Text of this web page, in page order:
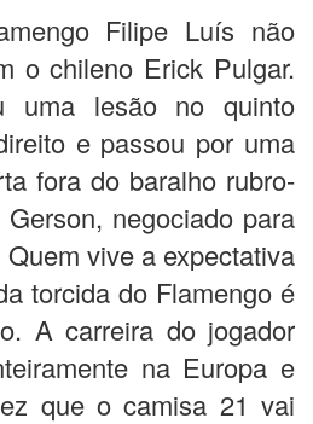
Filipe Luís não
o chileno Erick Pulgar.
uma lesão no quinto
e passou por uma
fora do baralho rubro-
negociado para
vive a expectativa
torcida do Flamengo é
A carreira do jogador
na Europa e
que o camisa 21 vai